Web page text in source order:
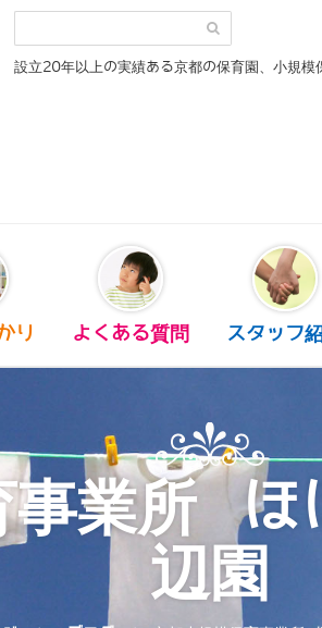
設立20年以上の実績ある京都の保育園、小規模
り よくある質問 スタッフ
事業所
辺園